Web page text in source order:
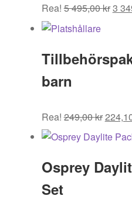
Rea! 5 495,00kr
5
3
barn
Rea! 249,00kr
priset
249,00
Osprey
Set